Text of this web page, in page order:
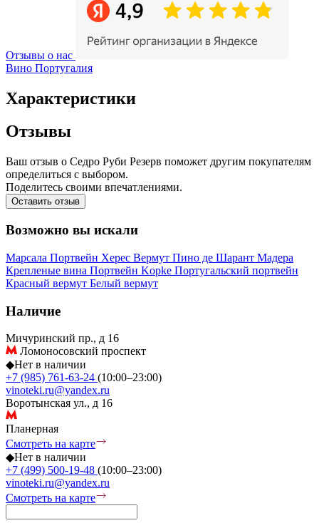
Отзывы о нас
Вино Португалия
Характеристики
Отзывы
Ваш отзыв о Седро Руби Резерв поможет другим покупателям
определиться с выбором.
Поделитесь своими впечатлениями.
Оставить отзыв
Возможно вы искали
Марсала Портвейн Херес Вермут Пино де Шарант Мадера
Крепленые вина Портвейн Kopke Португальский портвейн
Красный вермут Белый вермут
Наличие
Мичуринский пр., д 16
Ломоносовский проспект
◆Нет в наличии
+7 (985) 761-63-24 (10:00–23:00)
vinoteki.ru@yandex.ru
Воротынская ул., д 16
Планерная
Смотреть на карте
◆Нет в наличии
+7 (499) 500-19-48 (10:00–23:00)
vinoteki.ru@yandex.ru
Смотреть на карте